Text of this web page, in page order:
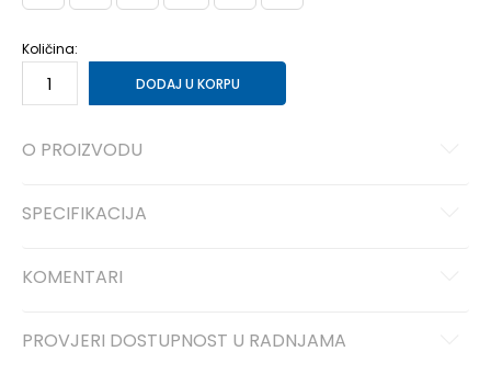
Količina:
DODAJ U KORPU
O PROIZVODU
SPECIFIKACIJA
KOMENTARI
PROVJERI DOSTUPNOST U RADNJAMA